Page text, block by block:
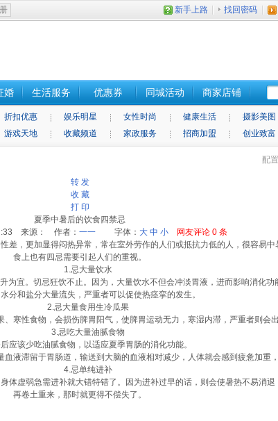
新手上路 找回密码
婚 生活服务 优惠券 同城活动 商家店铺
折扣优惠 娱乐明星 女性时尚 健康生活 摄影美图
游戏天地 收藏频道 家政服务 招商加盟 创业致富
配
转 发
收 藏
打 印
夏季中暑后的饮食四禁忌
来源： 作者： 一一字体： 大 中 小 网友评论 0条
，更加显得闷热异常，常在室外劳作的人们或抵抗力低的人，很容易中
食上也有四忌需要引起人们的重视。
1.忌大量饮水
宜。切忌狂饮不止。因为，大量饮水不但会冲淡胃液，进而影响消化功
分和盐分大量流失，严重者可以促使热痉挛的发生。
2.忌大量食用生冷瓜果
性食物，会损伤脾胃阳气，使脾胃运动无力，寒湿内滞，严重者则会出
3.忌吃大量油腻食物
该少吃油腻食物，以适应夏季胃肠的消化功能。
滞留于胃肠道，输送到大脑的血液相对减少，人体就会感到疲惫加重，
4.忌单纯进补
虚弱急需进补就大错特错了。因为进补过早的话，则会使暑热不易消退
再卷土重来，那时就更得不偿失了。